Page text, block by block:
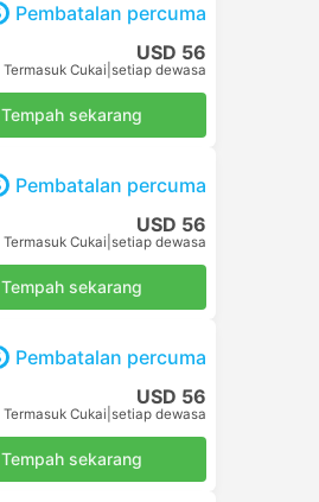
Pembatalan percuma
USD 56
Termasuk Cukai setiap dewasa
Tempah sekarang
Pembatalan percuma
USD 56
Termasuk Cukai setiap dewasa
Tempah sekarang
Pembatalan percuma
USD 56
Termasuk Cukai setiap dewasa
Tempah sekarang